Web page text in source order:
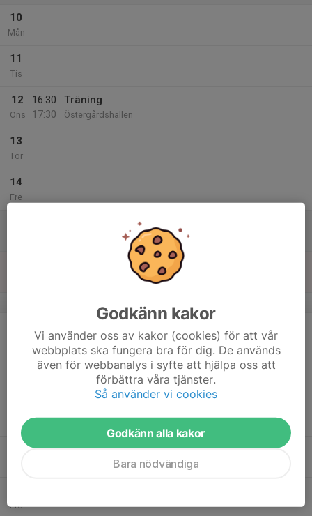
10
Mån
11
Tis
12
Ons
16:30
17:30
Träning
Östergårdshallen
13
Tor
14
Fre
Ons
17:30
Fre
Godkänn kakor
Vi använder oss av kakor (cookies) för att vår
webbplats ska fungera bra för dig. De används
även för webbanalys i syfte att hjälpa oss att
förbättra våra tjänster.
Så använder vi cookies
Godkänn alla kakor
Bara nödvändiga